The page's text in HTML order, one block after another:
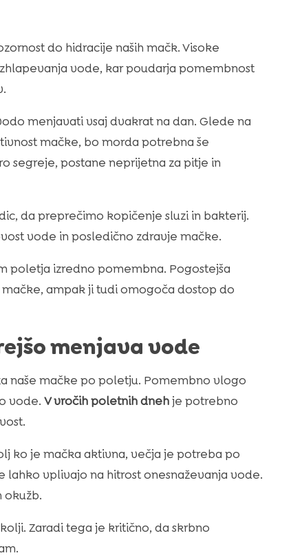
do hidracije naših mačk. Visoke
vode, kar poudarja pomembnost
menjavati vsaj dvakrat na dan. Glede na
mačke, bo morda potrebna še
segreje, postane neprijetna za pitje in
da preprečimo kopičenje sluzi in bakterij.
vode in posledično zdravje mačke.
poletja izredno pomembna. Pogostejša
ampak ji tudi omogoča dostop do
menjava vode
naše mačke po poletju. Pomembno vlogo
vode. V vročih poletnih dnehje potrebno
ko je mačka aktivna, večja je potreba po
lahko vplivajo na hitrost onesnaževanja vode.
okužb.
Zaradi tega je kritično, da skrbno